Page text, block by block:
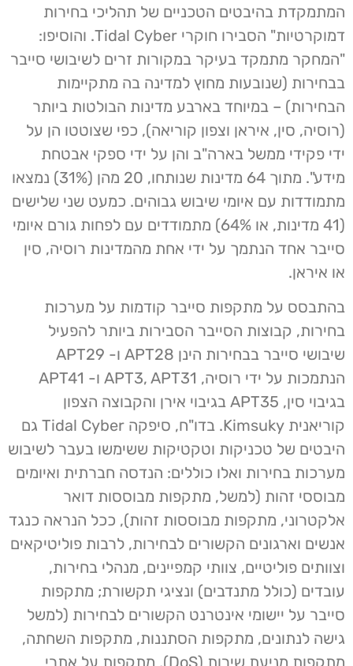
המתמקדת בהיבטים הטכניים של תהליכי בחירות
דמוקרטיות" הסבירו חוקרי Tidal Cyber. והוסיפו:
"המחקר מתמקד בעיקר במקורות זרים לשיבושי סייבר
בבחירות (שנובעות מחוץ למדינה בה מתקיימות
הבחירות) – במיוחד בארבע מדינות הבולטות ביותר
(רוסיה, סין, איראן וצפון קוריאה), כפי שצוטטו הן על
ידי פקידי ממשל בארה"ב והן על ידי ספקי אבטחת
מידע". מתוך 64 מדינות שנותחו, 20 מהן (31%) נמצאו
מתמודדות עם איומי שיבוש גבוהים. כמעט שני שלישים
(41 מדינות, או 64%) מתמודדים עם לפחות גורם איומי
סייבר אחד הנתמך על ידי אחת מהמדינות רוסיה, סין
או איראן.
בהתבסס על מתקפות סייבר קודמות על מערכות
בחירות, קבוצות הסייבר הסבירות ביותר להפעיל
שיבושי סייבר בבחירות הינן APT28 ו- APT29
הנתמכות על ידי רוסיה, APT3, APT31 ו- APT41
בגיבוי סין, APT35 בגיבוי אירן והקבוצה הצפון
קוריאנית Kimsuky. בדו"ח, סיפקה Tidal Cyber גם
היבטים של טכניקות וטקטיקות ששימשו בעבר לשיבוש
מערכות בחירות ואלו כוללים: הנדסה חברתית ואיומים
מבוססי זהות (למשל, מתקפות מבוססות דואר
אלקטרוני, מתקפות מבוססות זהות), ככל הנראה כנגד
אנשים וארגונים הקשורים לבחירות, לרבות פוליטיקאים
וצוותים פוליטיים, צוותי קמפיינים, מנהלי בחירות,
עובדים (כולל מתנדבים) ונציגי תקשורת; מתקפות
סייבר על יישומי אינטרנט הקשורים לבחירות (למשל
גישה לנתונים, מתקפות הסתננות, מתקפות השחתה,
מתקפות מניעת שירות (DoS), מתקפות על אתרי